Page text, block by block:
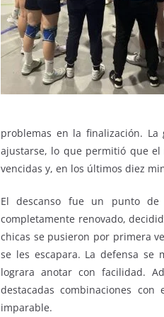
problemas en la finalización.
ajustarse, lo que permitió que
vencidas y, en los últimos diez
El descanso fue un punto
completamente renovado,
chicas se pusieron por primera
se les escapara. La defensa se
lograra anotar con facilidad.
destacadas combinaciones
imparable.